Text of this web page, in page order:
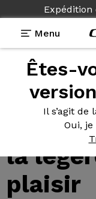
Expédition
Menu
Êtes-
Il s’agit de
Oui,
Tests des roues
Test
Orion
la
plaisir